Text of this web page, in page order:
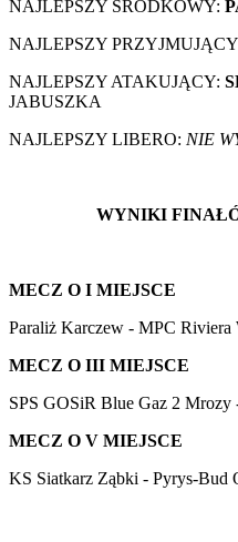
NAJLEPSZY ŚRODKOWY:
NAJLEPSZY
NAJLEPSZY ATAKUJĄCY:
JABUSZKA
NAJLEPSZY LIBERO: NIE
WYNIKI
MECZ O I MIEJSCE
Paraliż Karczew - MPC Riviera
MECZ O III MIEJSCE
SPS GOSiR Blue Gaz 2 Mrozy
MECZ O V MIEJSCE
KS Siatkarz Ząbki - Pyrys-Bud